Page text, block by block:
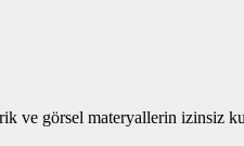
ve görsel materyallerin izinsiz